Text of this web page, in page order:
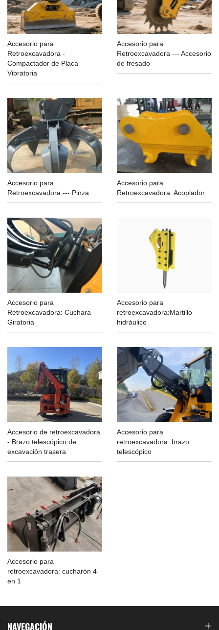
Accesorio para
Retroexcavadora -
Compactador de Placa
Vibratoria
Accesorio para
Retroexcavadora --- Accesorio
de fresado
Accesorio para
Retroexcavadora --- Pinza
Accesorio para
Retroexcavadora: Acoplador
Accesorio para
Retroexcavadora: Cuchara
Giratoria
Accesorio para
retroexcavadora:Martillo
hidráulico
Accesorio de retroexcavadora
- Brazo telescópico de
excavación trasera
Accesorio para
retroexcavadora: brazo
telescópico
Accesorio para
retroexcavadora: cucharón 4
en 1
NAVEGACIÓN